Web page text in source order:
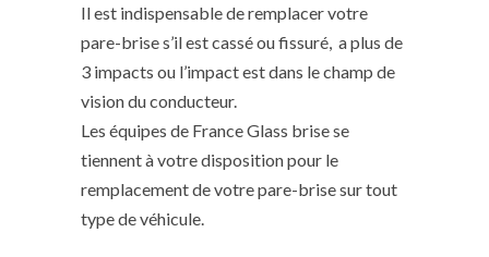
Il est indispensable de remplacer votre
pare-brise s’il est cassé ou fissuré, a plus de
3 impacts ou l’impact est dans le champ de
vision du conducteur.
Les équipes de France Glass brise se
tiennent à votre disposition pour le
remplacement de votre pare-brise sur tout
type de véhicule.